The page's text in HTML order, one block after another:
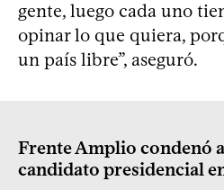
gente, luego cada uno
opinar lo que quiera,
un país libre”, aseguró.
Frente Amplio condenó
candidato presidencial